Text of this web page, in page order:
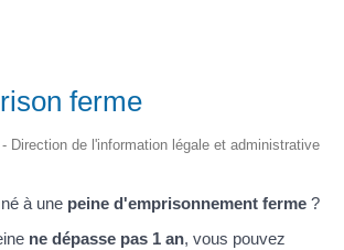
ferme
Direction de l'information légale et administrative
à une peine d'emprisonnement ferme ?
ne dépasse pas 1 an, vous pouvez